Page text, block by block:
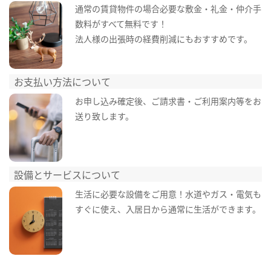
通常の賃貸物件の場合必要な敷金・礼金・仲介手
数料がすべて無料です！
法人様の出張時の経費削減にもおすすめです。
お支払い方法について
お申し込み確定後、ご請求書・ご利用案内等をお
送り致します。
設備とサービスについて
生活に必要な設備をご用意！水道やガス・電気も
すぐに使え、入居日から通常に生活ができます。